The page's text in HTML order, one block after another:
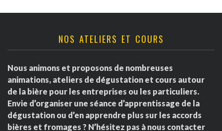
NOS ATELIERS ET COURS
Nous animons et proposons de nombreuses
animations, ateliers de dégustation et cours autour
de la bière pour les entreprises ou les particuliers.
Envie d’organiser une séance d’apprentissage de la
dégustation ou d’en apprendre plus sur les accords
bières et fromages ? N’hésitez pas à nous contacter